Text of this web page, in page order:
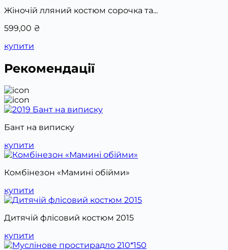
Жіночій лляний костюм сорочка та...
599,00 ₴
купити
Рекомендації
Бант на виписку
купити
Комбінезон «Мамині обійми»
купити
Дитячій флісовий костюм 2015
купити